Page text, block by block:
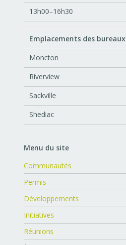
13h00–16h30
Emplacements des bureaux
Moncton
Riverview
Sackville
Shediac
Menu du site
Communautés
Permis
Développements
Initiatives
Réunions